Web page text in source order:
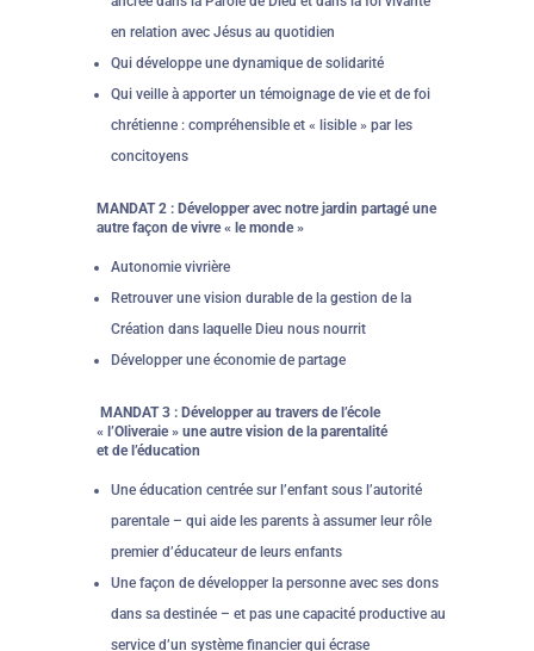
en relation avec Jésus au quotidien
Qui développe une dynamique de solidarité
Qui veille à apporter un témoignage de vie et de foi
chrétienne : compréhensible et « lisible » par les
concitoyens
MANDAT 2 : Développer avec notre jardin partagé une
autre façon de vivre « le monde »
Autonomie vivrière
Retrouver une vision durable de la gestion de la
Création dans laquelle Dieu nous nourrit
Développer une économie de partage
MANDAT 3 : Développer au travers de l’école
« l’Oliveraie » une autre vision de la parentalité
et de l’éducation
Une éducation centrée sur l’enfant sous l’autorité
parentale – qui aide les parents à assumer leur rôle
premier d’éducateur de leurs enfants
Une façon de développer la personne avec ses dons
dans sa destinée – et pas une capacité productive au
service d’un système financier qui écrase